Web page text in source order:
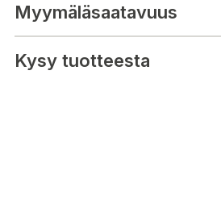
Myymäläsaatavuus
Kysy tuotteesta